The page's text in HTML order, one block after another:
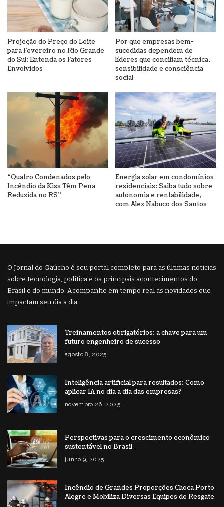
Projeção do Preço do Leite
para Fevereiro no Rio Grande
do Sul: Entenda os Fatores
Envolvidos
Por que empresas bem-
sucedidas dependem de
líderes que conciliam técnica,
sensibilidade e consciência
social
“Quatro Condenados pelo
Incêndio da Kiss Têm Pena
Reduzida no RS”
Energia solar em condomínios
residenciais: Saiba tudo sobre
autonomia e rentabilidade,
com Alex Nabuco dos Santos
O Jornal do Gaúcho é seu portal completo para as últimas notícias
sobre tecnologia, política e os principais acontecimentos do
Brasil e do mundo. Acompanhe em tempo real as novidades que
impactam seu dia a dia.
Treinamentos obrigatórios: a chave para um
futuro engenheiro de sucesso
agosto 8, 2025
Inteligência artificial para resultados: Como
aplicar IA no dia a dia das empresas?
novembro 26, 2025
Perspectivas para o crescimento econômico
sustentável no Brasil
junho 9, 2025
Incêndio de Grandes Proporções Choca Porto
Alegre e Mobiliza Diversas Equipes de Resgate